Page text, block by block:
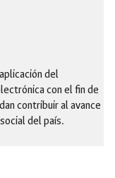
del
con el fin de
contribuir al avance
del país.